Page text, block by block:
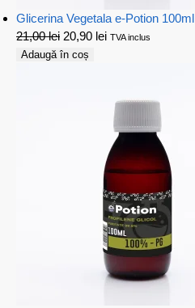
Glicerina Vegetala e-Potion 100ml
21,00lei 20,90 lei TVA inclus
Adaugă în coș